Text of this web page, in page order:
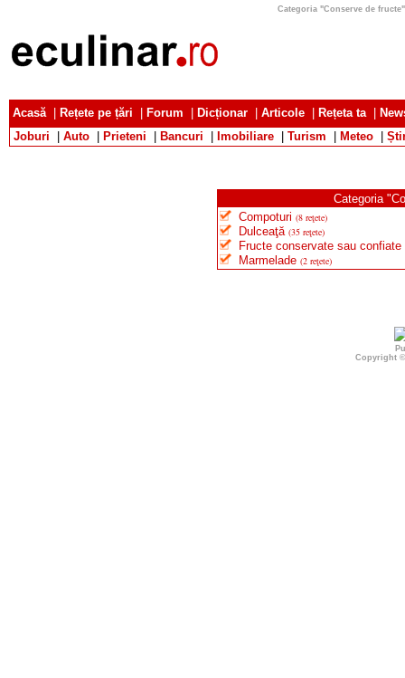
Categoria "Conserve de
Acasă| Rețete pe țări Forum Dicționar Articole Rețeta ta|
Joburi
Auto Prieteni Bancuri Imobiliare Turism Meteo
Categoria
Compoturi (8 reţete)
Dulceaţă (35 reţete)
Fructe conservate sau confiate
Marmelade (2 reţete)
Copyright